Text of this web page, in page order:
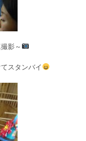
影～
スタンバイ